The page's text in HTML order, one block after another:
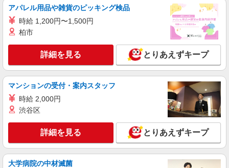
RHC ロンハーマン
接客販売スタッフ
［正社員］月給250,700円〜＋交通費全額支給
して、現職の給与を考慮いたします。 （面接時に
直近の源泉徴収票の提出をお願いしております）
※経験・能力等考慮の上、当社規定により優遇致
します。
千葉県船橋市浜町2-1-1 ららぽーとTOKYO-
BAY
キープ 詳細を見る
正社員
販売スタッフ
［正社員］月給235,000円〜 ※前職を考慮し決
定
千葉県船橋市浜町2-1-1 ららぽーとTOKYO-
アパレル用品や雑貨のピッキング検品
時給 1,200円〜1,500円
柏市
詳細を見る とりあえずキープ
マンションの受付・案内スタッフ
時給 2,000円
渋谷区
詳細を見る とりあえずキープ
大学病院の中材滅菌